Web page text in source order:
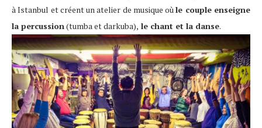
à Istanbul et créent un atelier de musique oùle couple enseigne
la percussion(tumba et darkuba), le chant et la danse.